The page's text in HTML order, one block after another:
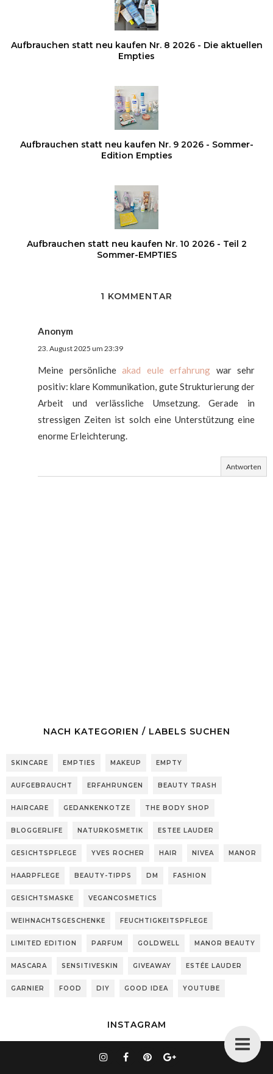
Aufbrauchen statt neu kaufen Nr. 8 2026 - Die aktuellen
Empties
Aufbrauchen statt neu kaufen Nr. 9 2026 - Sommer-
Edition Empties
Aufbrauchen statt neu kaufen Nr. 10 2026 - Teil 2
Sommer-EMPTIES
1 KOMMENTAR
Anonym
23. August 2025 um 23:39
Meine persönliche akad eule erfahrung war sehr
positiv: klare Kommunikation, gute Strukturierung der
Arbeit und verlässliche Umsetzung. Gerade in
stressigen Zeiten ist solch eine Unterstützung eine
enorme Erleichterung.
Antworten
NACH KATEGORIEN / LABELS SUCHEN
SKINCARE EMPTIES MAKEUP EMPTY
AUFGEBRAUCHT ERFAHRUNGEN BEAUTY TRASH
HAIRCARE GEDANKENKOTZE THE BODY SHOP
BLOGGERLIFE NATURKOSMETIK ESTEE LAUDER
GESICHTSPFLEGE YVES ROCHER HAIR NIVEA MANOR
HAARPFLEGE BEAUTY-TIPPS DM FASHION
GESICHTSMASKE VEGANCOSMETICS
WEIHNACHTSGESCHENKE FEUCHTIGKEITSPFLEGE
LIMITED EDITION PARFUM GOLDWELL MANOR BEAUTY
MASCARA SENSITIVESKIN GIVEAWAY ESTÉE LAUDER
GARNIER FOOD DIY GOOD IDEA YOUTUBE
INSTAGRAM